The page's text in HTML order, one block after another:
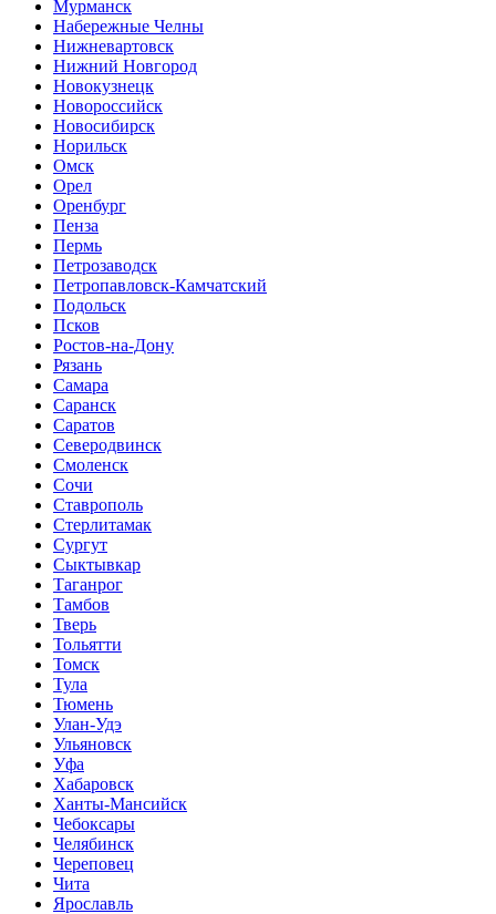
Мурманск
Набережные Челны
Нижневартовск
Нижний Новгород
Новокузнецк
Новороссийск
Новосибирск
Норильск
Омск
Орел
Оренбург
Пенза
Пермь
Петрозаводск
Петропавловск-Камчатский
Подольск
Псков
Ростов-на-Дону
Рязань
Самара
Саранск
Саратов
Северодвинск
Смоленск
Сочи
Ставрополь
Стерлитамак
Сургут
Сыктывкар
Таганрог
Тамбов
Тверь
Тольятти
Томск
Тула
Тюмень
Улан-Удэ
Ульяновск
Уфа
Хабаровск
Ханты-Мансийск
Чебоксары
Челябинск
Череповец
Чита
Ярославль